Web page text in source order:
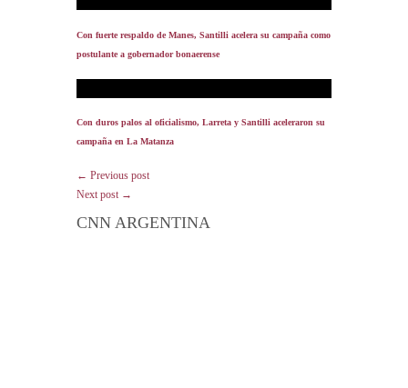
Con fuerte respaldo de Manes, Santilli acelera su campaña como
postulante a gobernador bonaerense
Con duros palos al oficialismo, Larreta y Santilli aceleraron su
campaña en La Matanza
← Previous post
Next post →
CNN ARGENTINA